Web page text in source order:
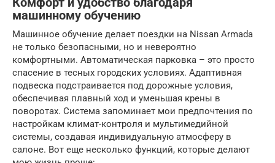
Комфорт и удобство благодаря
машинному обучению
Машинное обучение делает поездки на Nissan Armada
не только безопасными, но и невероятно
комфортными. Автоматическая парковка – это просто
спасение в тесных городских условиях. Адаптивная
подвеска подстраивается под дорожные условия,
обеспечивая плавный ход и уменьшая крены в
поворотах. Система запоминает мои предпочтения по
настройкам климат-контроля и мультимедийной
системы, создавая индивидуальную атмосферу в
салоне. Вот еще несколько функций, которые делают